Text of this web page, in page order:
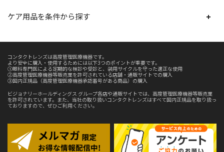
ケア用品を条件から探す
コンタクトレンズは高度管理医療機器です。
より安全に購入・使用するためには以下3つのポイントが重要です。
①眼科専門医による定期的な検診や受診と、装用サイクルを守った適正な使用
②高度管理医療機器等販売業を許可されている店舗・通販サイトでの購入
③国内正規品（高度管理医療機器承認番号がある商品）の購入
ビジョナリーホールディングス グループ各店や通販サイトでは、高度管理医療機器等販売業
を許可されています。また、当社の取り扱いコンタクトレンズはすべて国内正規品を取り扱っ
ておりますので、ぜひご利用ください。